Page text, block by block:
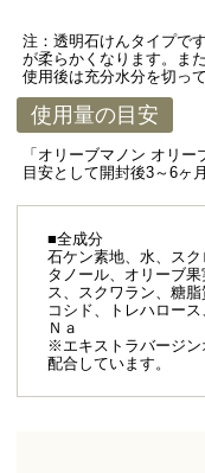
注：透明石けんタイプで
が柔らかくなります。ま
使用後は充分水分を切っ
使用量の目安
「オリーブマノン オリー
目安として開封後3～6ヶ
■全成分
石ケン素地、水、ス
タノール、オリーブ
ス、スクワラン、糖
コシド、トレハロー
Ｎａ
※エキストラバージン
配合しています。